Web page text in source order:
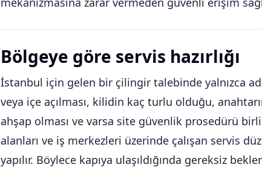
Bölgeye göre servis hazırlığı
İstanbul için gelen bir çilingir talebinde yalnızca
veya içe açılması, kilidin kaç turlu olduğu,
ahşap olması ve varsa site güvenlik prosedürü
alanları ve iş merkezleri üzerinde çalışan servis
yapılır. Böylece kapıya ulaşıldığında gereksiz